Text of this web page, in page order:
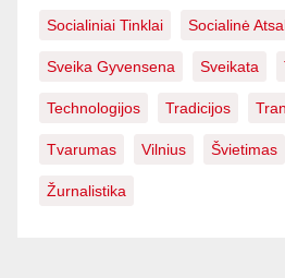
Socialiniai Tinklai Socialinė
Sveika Gyvensena Sveikata
Technologijos Tradicijos
Tvarumas Vilnius Švietimas
Žurnalistika